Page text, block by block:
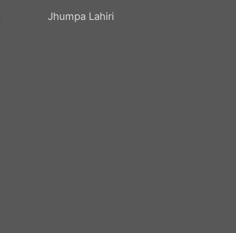
Jhumpa Lahiri